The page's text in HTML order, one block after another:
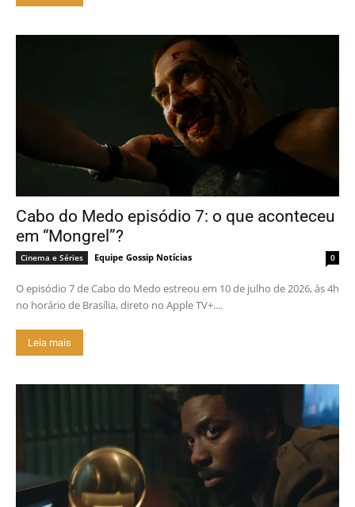
Cabo do Medo episódio 7: o que aconteceu
em “Mongrel”?
Cinema e Séries Equipe Gossip Notícias 0
O episódio 7 de Cabo do Medo estreou em 10 de julho de 2026, às 4h
no horário de Brasília, direto no Apple TV+....
Leia mais